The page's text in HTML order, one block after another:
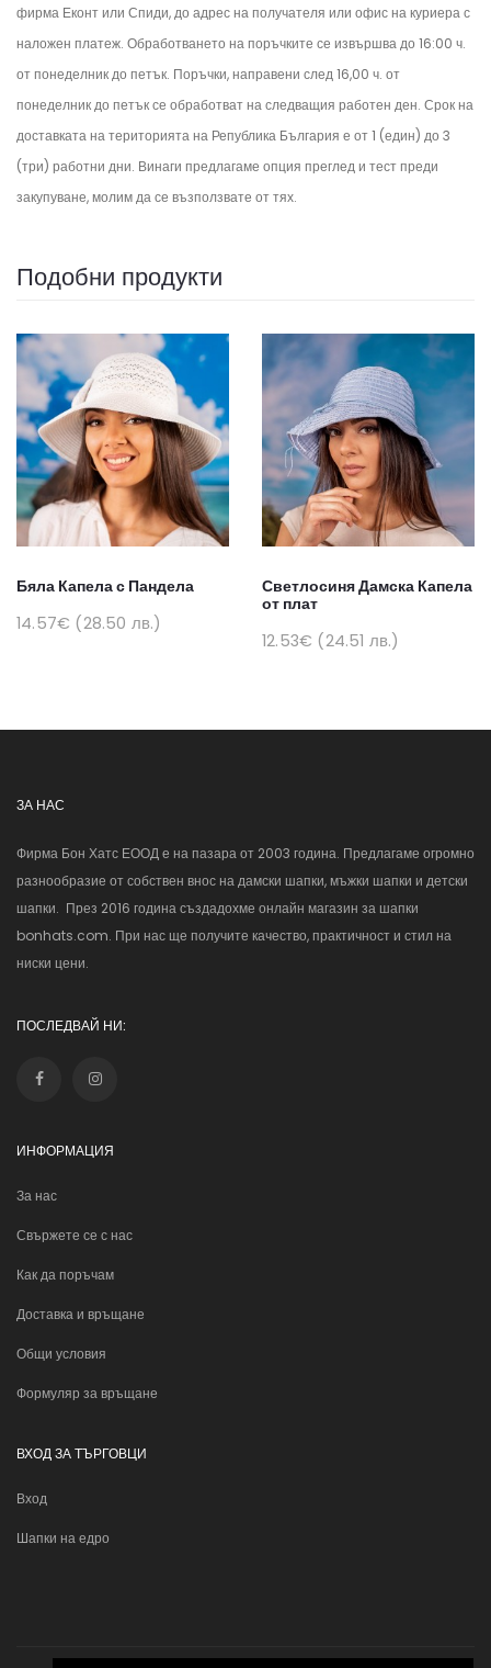
фирма Еконт или Спиди, до адрес на получателя или офис на куриера с
наложен платеж. Обработването на поръчките се извършва до 16:00 ч.
от понеделник до петък. Поръчки, направени след 16,00 ч. от
понеделник до петък се обработват на следващия работен ден. Срок на
доставката на територията на Република България е от 1 (един) до 3
(три) работни дни. Винаги предлагаме опция преглед и тест преди
закупуване, молим да се възползвате от тях.
Подобни продукти
Бяла Капела с Пандела
14.57€ (28.50 лв.)
Светлосиня Дамска Капела
от плат
12.53€ (24.51 лв.)
ЗА НАС
Фирма Бон Хатс ЕООД е на пазара от 2003 година. Предлагаме огромно
разнообразие от собствен внос на дамски шапки, мъжки шапки и детски
шапки. През 2016 година създадохме онлайн магазин за шапки
bonhats.com. При нас ще получите качество, практичност и стил на
ниски цени.
ПОСЛЕДВАЙ НИ:
ИНФОРМАЦИЯ
За нас
Свържете се с нас
Как да поръчам
Доставка и връщане
Общи условия
Формуляр за връщане
ВХОД ЗА ТЪРГОВЦИ
Вход
Шапки на едро